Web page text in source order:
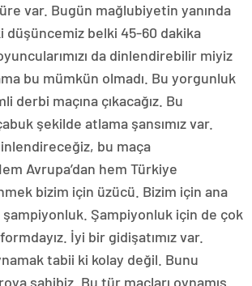
var. Bugün mağlubiyetin yanında
düşüncemiz belki 45-60 dakika
da dinlendirebilir miyiz
bu mümkün olmadı. Bu yorgunluk
derbi maçına çıkacağız. Bu
şekilde atlama şansımız var.
bu maça
Avrupa’dan hem Türkiye
bizim için üzücü. Bizim için ana
Şampiyonluk için de çok
İyi bir gidişatımız var.
tabii ki kolay değil. Bunu
sahibiz. Bu tür maçları oynamış